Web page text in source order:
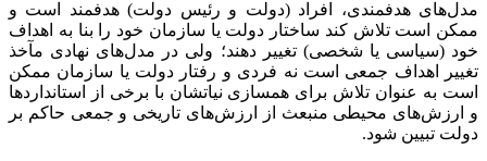
مدل‌های هدفمندی، افراد (دولت و رئیس دولت) هدفمند است و
ممکن است تلاش کند ساختار دولت یا سازمان خود را بنا به اهداف
خود (سیاسی یا شخصی) تغییر دهند؛ ولی در مدل‌های نهادی مآخذ
تغییر اهداف جمعی است نه فردی و رفتار دولت یا سازمان ممکن
است به عنوان تلاش برای همسازی نیاتشان با برخی از استانداردها
و ارزش‌های محیطی منبعث از ارزش‌های تاریخی و جمعی حاکم بر
دولت تبیین شود.